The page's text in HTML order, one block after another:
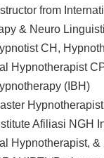
from
& Neuro
CH,
Hypnotherapist
(IBH)
Afiliasi NGH
Hypnotherapist, &